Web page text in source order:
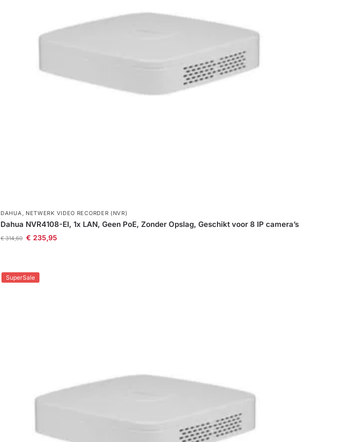
DAHUA, NETWERK VIDEO RECORDER (NVR)
Dahua NVR4108-EI, 1x LAN, Geen PoE, Zonder Opslag, Geschikt voor 8 IP camera’s
€314,60 € 235,95
SuperSale